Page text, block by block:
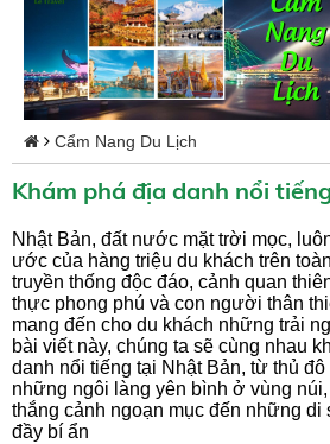
Cẩm Nang Du Lịch
Khám phá địa danh nổi
Nhật Bản, đất nước mặt trời mọc,
ước của hàng triệu du khách trên
truyền thống độc đáo, cảnh quan
thực phong phú và con người thân
mang đến cho du khách những trải
bài viết này, chúng ta sẽ cùng nhau
danh nổi tiếng tại Nhật Bản, từ thủ
những ngôi làng yên bình ở vùng
thắng cảnh ngoạn mục đến những di
đầy bí ẩn